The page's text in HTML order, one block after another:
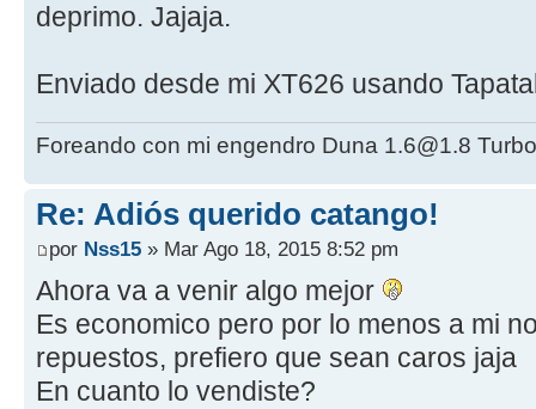
deprimo. Jajaja.
Enviado desde mi XT626 usando
Foreando con mi engendro Duna 1.6@1.8
Re: Adiós querido catango!
por Nss15 » Mar Ago 18, 2015 8:52 pm
Ahora va a venir algo mejor
Es economico pero por lo menos a mi
repuestos, prefiero que sean caros jaja
En cuanto lo vendiste?